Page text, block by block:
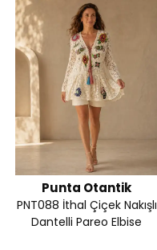
Punta Otantik
PNT088 İthal Çiçek Nakışlı
Dantelli Pareo Elbise